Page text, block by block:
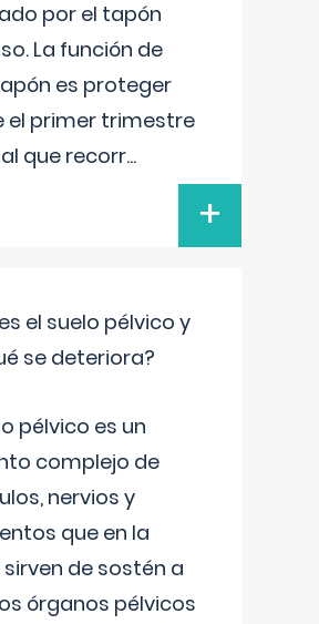
por el tapón
La función de
es proteger
el primer trimestre
que recorr...
+
el suelo pélvico y
se deteriora?
pélvico es un
complejo de
nervios y
que en la
de sostén a
órganos pélvicos